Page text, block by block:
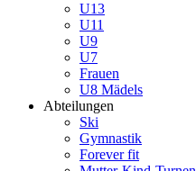
U13
U11
U9
U7
Frauen
U8 Mädels
Abteilungen
Ski
Gymnastik
Forever fit